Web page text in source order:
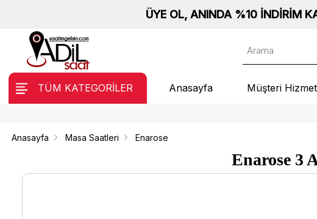
ÜYE OL, ANINDA %10 İNDİRİM KAZAN! -
TÜM KATEGORİLER Anasayfa Müşteri
Enarose 3
Anasayfa Masa Saatleri Enarose